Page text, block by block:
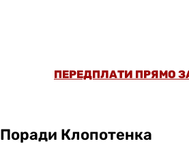
ПЕРЕДПЛАТИ ПРЯМО
Поради Клопотенка